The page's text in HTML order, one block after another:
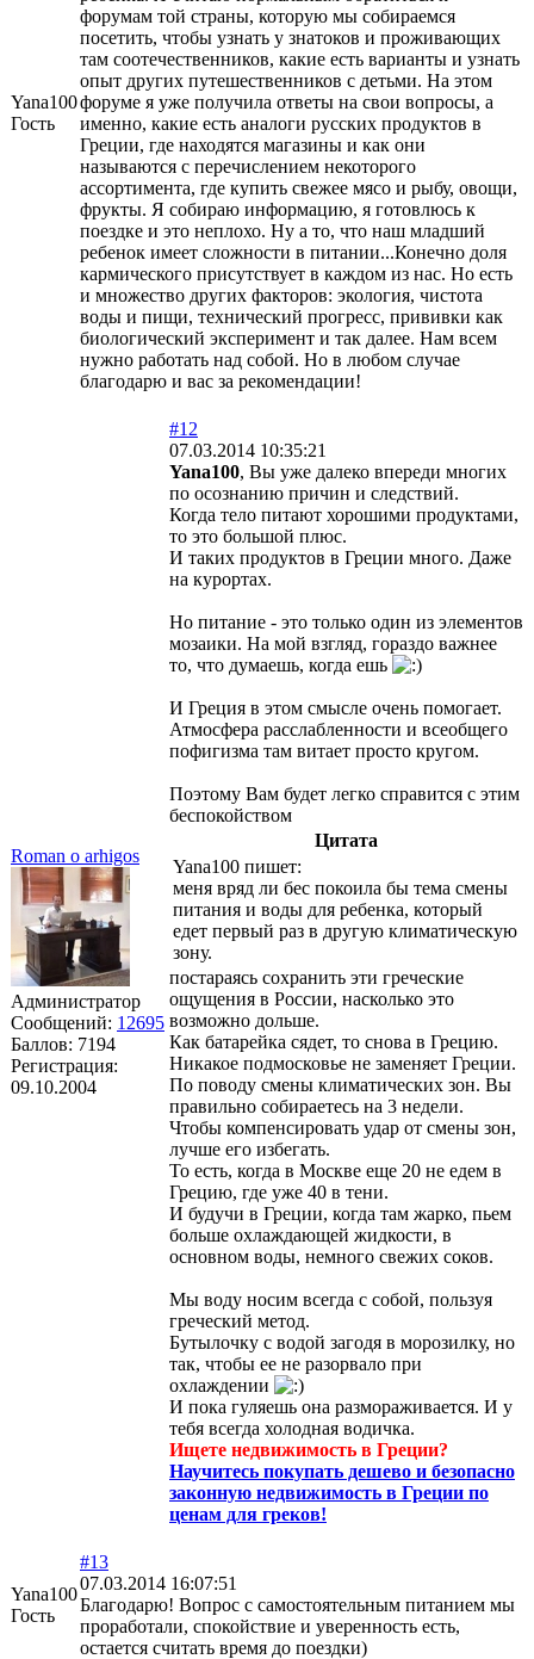
Yana100
Гость
форумам той страны, которую мы собираемся
посетить, чтобы узнать у знатоков и проживающих
там соотечественников, какие есть варианты и узнать
опыт других путешественников с детьми. На этом
форуме я уже получила ответы на свои вопросы, а
именно, какие есть аналоги русских продуктов в
Греции, где находятся магазины и как они
называются с перечислением некоторого
ассортимента, где купить свежее мясо и рыбу, овощи,
фрукты. Я собираю информацию, я готовлюсь к
поездке и это неплохо. Ну а то, что наш младший
ребенок имеет сложности в питании...Конечно доля
кармического присутствует в каждом из нас. Но есть
и множество других факторов: экология, чистота
воды и пищи, технический прогресс, прививки как
биологический эксперимент и так далее. Нам всем
нужно работать над собой. Но в любом случае
благодарю и вас за рекомендации!
Roman o arhigos
Администратор
Сообщений: 12695
Баллов: 7194
Регистрация:
09.10.2004
#12
07.03.2014 10:35:21
Yana100, Вы уже далеко впереди многих
по осознанию причин и следствий.
Когда тело питают хорошими продуктами,
то это большой плюс.
И таких продуктов в Греции много. Даже
на курортах.
Но питание - это только один из элементов
мозаики. На мой взгляд, гораздо важнее
то, что думаешь, когда ешь
И Греция в этом смысле очень помогает.
Атмосфера расслабленности и всеобщего
пофигизма там витает просто кругом.
Поэтому Вам будет легко справится с этим
беспокойством
Цитата
Yana100 пишет:
меня вряд ли бес покоила бы тема смены
питания и воды для ребенка, который
едет первый раз в другую климатическую
зону.
постараясь сохранить эти греческие
ощущения в России, насколько это
возможно дольше.
Как батарейка сядет, то снова в Грецию.
Никакое подмосковье не заменяет Греции.
По поводу смены климатических зон. Вы
правильно собираетесь на 3 недели.
Чтобы компенсировать удар от смены зон,
лучше его избегать.
То есть, когда в Москве еще 20 не едем в
Грецию, где уже 40 в тени.
И будучи в Греции, когда там жарко, пьем
больше охлаждающей жидкости, в
основном воды, немного свежих соков.
Мы воду носим всегда с собой, пользуя
греческий метод.
Бутылочку с водой загодя в морозилку, но
так, чтобы ее не разорвало при
охлаждении
И пока гуляешь она размораживается. И у
тебя всегда холодная водичка.
Ищете недвижимость в Греции?
Научитесь покупать дешево и безопасно
законную недвижимость в Греции по
ценам для греков!
Yana100
Гость
#13
07.03.2014 16:07:51
Благодарю! Вопрос с самостоятельным питанием мы
проработали, спокойствие и уверенность есть,
остается считать время до поездки)